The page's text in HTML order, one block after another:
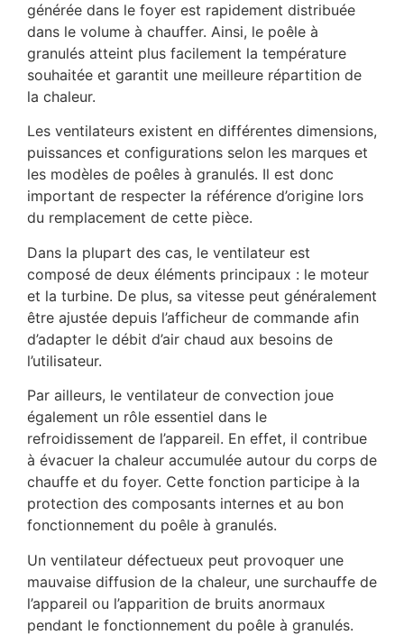
générée dans le foyer est rapidement distribuée
dans le volume à chauffer. Ainsi, le poêle à
granulés atteint plus facilement la température
souhaitée et garantit une meilleure répartition de
la chaleur.
Les ventilateurs existent en différentes dimensions,
puissances et configurations selon les marques et
les modèles de poêles à granulés. Il est donc
important de respecter la référence d’origine lors
du remplacement de cette pièce.
Dans la plupart des cas, le ventilateur est
composé de deux éléments principaux : le moteur
et la turbine. De plus, sa vitesse peut généralement
être ajustée depuis l’afficheur de commande afin
d’adapter le débit d’air chaud aux besoins de
l’utilisateur.
Par ailleurs, le ventilateur de convection joue
également un rôle essentiel dans le
refroidissement de l’appareil. En effet, il contribue
à évacuer la chaleur accumulée autour du corps de
chauffe et du foyer. Cette fonction participe à la
protection des composants internes et au bon
fonctionnement du poêle à granulés.
Un ventilateur défectueux peut provoquer une
mauvaise diffusion de la chaleur, une surchauffe de
l’appareil ou l’apparition de bruits anormaux
pendant le fonctionnement du poêle à granulés.